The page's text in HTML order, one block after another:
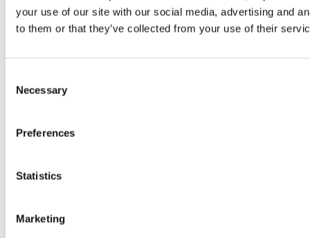
your use of our site with our social media, advertising and
to them or that they’ve collected from your use of their
Selection
Necessary
Preferences
Statistics
Marketing